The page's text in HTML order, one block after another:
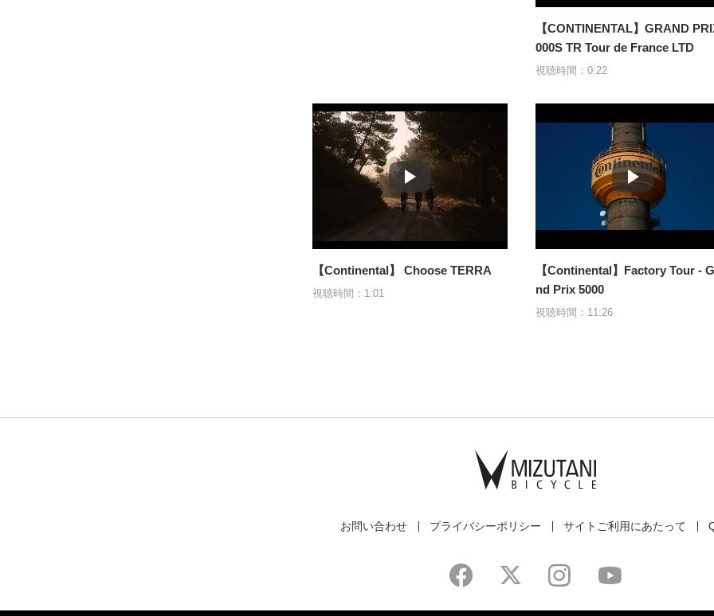
【CONTINENTAL】GRAND
000S TR Tour de France LTD
視聴時間：0:22
【Continental】 Choose TERRA
視聴時間：1:01
【Continental】Factory Tour -
nd Prix 5000
視聴時間：11:26
お問い合わせ プライバシーポリシー サイトご利用にあたって